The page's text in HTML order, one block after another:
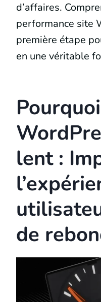
d’affaires.
performance site
première étape
en une véritable
lent :
de